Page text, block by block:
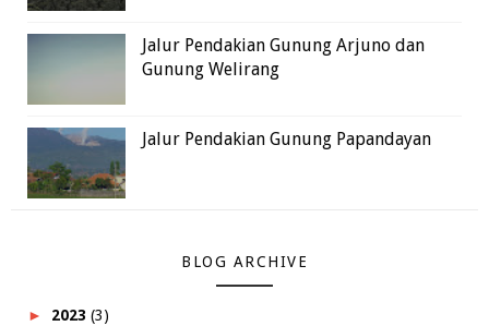
Jalur Pendakian Gunung Arjuno dan
Gunung Welirang
Jalur Pendakian Gunung Papandayan
BLOG ARCHIVE
► 2023 (3)